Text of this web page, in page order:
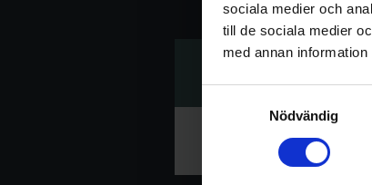
sociala medier och
till de sociala medier
med annan
Nödvändig